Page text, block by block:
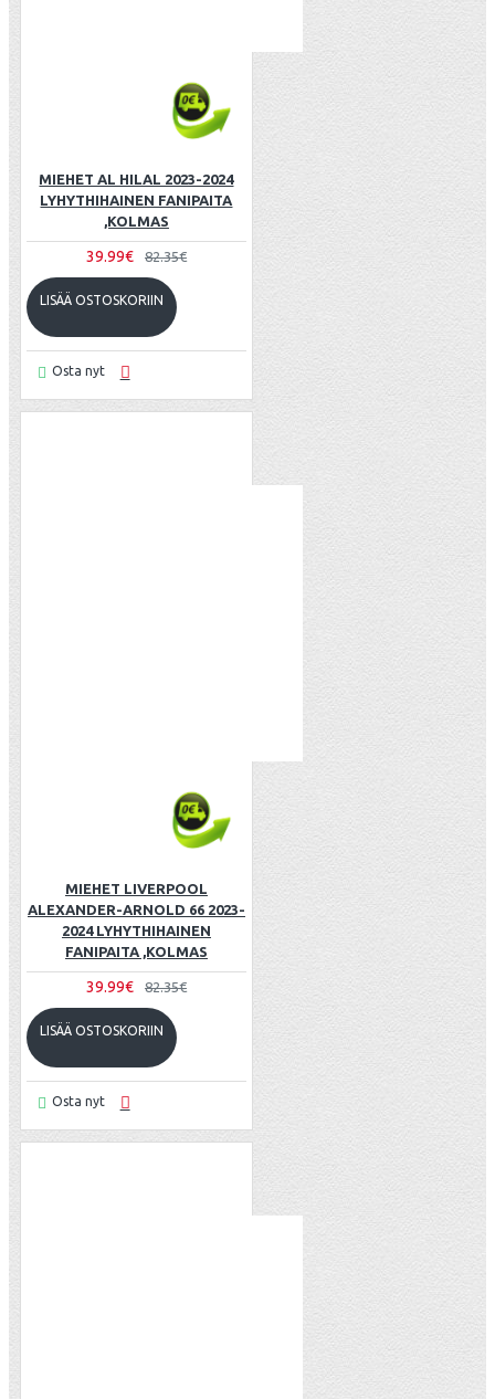
MIEHET AL HILAL 2023-2024
LYHYTHIHAINEN FANIPAITA
,KOLMAS
39.99€ 82.35€
LISÄÄ OSTOSKORIIN
Osta nyt
MIEHET LIVERPOOL
ALEXANDER-ARNOLD 66 2023-
2024 LYHYTHIHAINEN
FANIPAITA ,KOLMAS
39.99€ 82.35€
LISÄÄ OSTOSKORIIN
Osta nyt